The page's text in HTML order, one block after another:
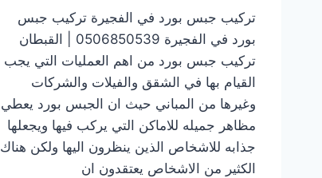
تركيب جبس بورد في الفجيرة تركيب جبس
بورد في الفجيرة 0506850539 | القبطان
تركيب جبس بورد من اهم العمليات التي يجب
القيام بها في الشقق والفيلات والشركات
وغيرها من المباني حيث ان الجبس بورد يعطي
مظاهر جميله للاماكن التي يركب فيها ويجعلها
جذابه للاشخاص الذين ينظرون اليها ولكن هناك
الكثير من الاشخاص يعتقدون ان